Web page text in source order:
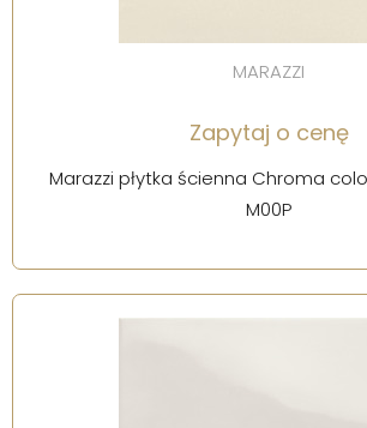
MARAZZI
Zapytaj o cenę
Marazzi płytka ścienna Chroma
M00P